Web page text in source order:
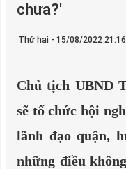
chưa?'
Thứ hai - 15/08/2022 21:16
Chủ tịch UBND
sẽ tổ chức hội
lãnh đạo quận,
những điều